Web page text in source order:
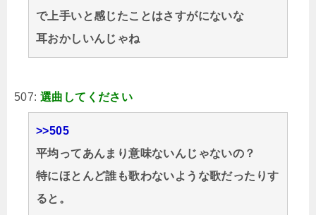
で上手いと感じたことはさすがにないな
耳おかしいんじゃね
507: 選曲してください
>>505
平均ってあんまり意味ないんじゃないの？
特にほとんど誰も歌わないような歌だったりす
ると。